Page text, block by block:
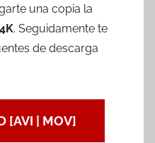
una copia la
4K. Seguidamente te
de descarga
[AVI | MOV]